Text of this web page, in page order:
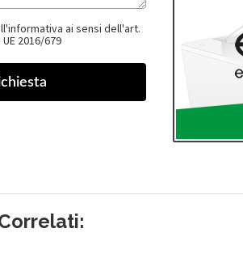
ai sensi dell'art.
2016/679